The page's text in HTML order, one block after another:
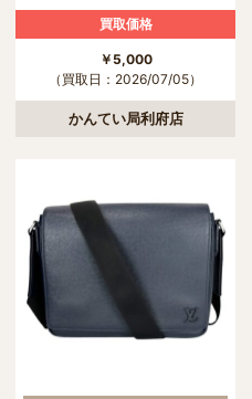
買取価格
￥5,000
（買取日：2026/07/05）
かんてい局利府店